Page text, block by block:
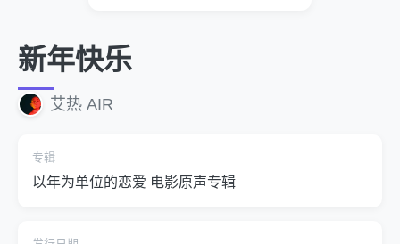
新年快乐
艾热 AIR
专辑
以年为单位的恋爱 电影原声专辑